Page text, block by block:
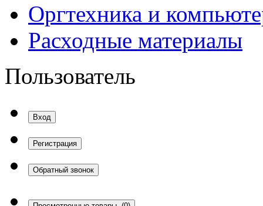
Оргтехника и
Расходные материалы
Пользователь
Вход
Регистрация
Обратный звонок